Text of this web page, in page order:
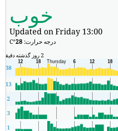
خوب
Updated on Friday 13:00
درجه حرارت:28
°C
2 روز گذشته دقیقه
38
13
2
3
1